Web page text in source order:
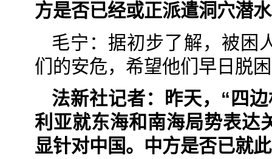
方是否已经或正派遣洞穴潜
毛宁：据初步了解，被困
们的安危，希望他们早日脱
法新社记者：昨天，“四
利亚就东海和南海局势表达
显针对中国。中方是否已就